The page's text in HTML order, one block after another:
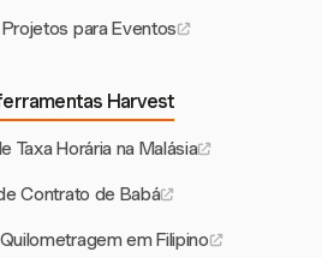
para Eventos
Harvest
Taxa Horária na Malásia
Contrato de Babá
em Filipino